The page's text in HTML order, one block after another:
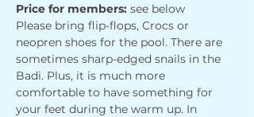
Price for members: see below
Please bring flip-flops, Crocs or
neopren shoes for the pool. There are
sometimes sharp-edged snails in the
Badi. Plus, it is much more
comfortable to have something for
your feet during the warm up. In